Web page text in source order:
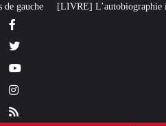
intellectuelle de Michel Maffesoli